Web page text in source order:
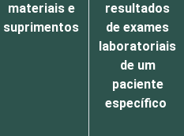
materiais e
suprimentos
resultados
de exames
laboratoriais
de um
paciente
específico